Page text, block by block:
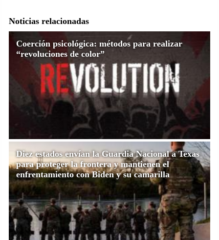
Noticias relacionadas
Coerción psicológica: métodos para realizar
“revoluciones de color”
Diez estados envían la Guardia Nacional a Texas
para proteger la frontera y mantienen el
enfrentamiento con Biden y su camarilla